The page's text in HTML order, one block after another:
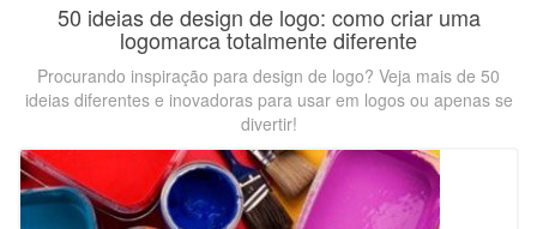
50 ideias de design de logo: como criar uma
logomarca totalmente diferente
Procurando inspiração para design de logo? Veja mais de 50
ideias diferentes e inovadoras para usar em logos ou apenas se
divertir!